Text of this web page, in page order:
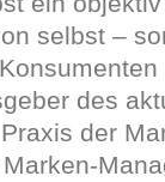
selbst –
des
der